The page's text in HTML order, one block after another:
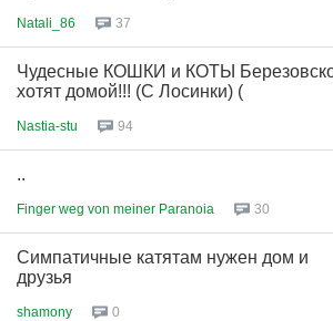
Natali_86 37
Чудесные КОШКИ и КОТЫ
хотят домой!!! (С Лосинки) (
Nastia-stu 94
..
Finger weg von meiner Paranoia 30
Симпатичные катятам нужен дом и
друзья
shamony 0